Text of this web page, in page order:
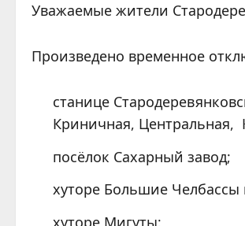
Уважаемые жители
Произведено временное
станице
Криничная, Центральная,
посёлок Сахарный завод;
хуторе Большие
хуторе Мигуты;